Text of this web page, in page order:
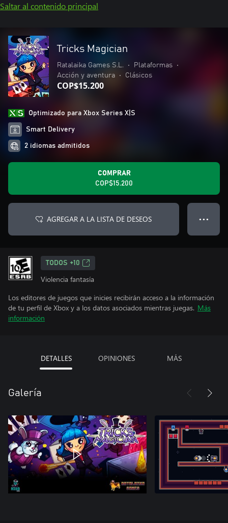
Saltar al contenido principal
Tricks Magician
Ratalaika Games S.L. • Plataformas
•
Acción y aventura
• Clásicos
COP$15.200
Optimizado para Xbox Series X|S
Smart Delivery
2 idiomas admitidos
COMPRAR
COP$15.200
AGREGAR A LA LISTA DE DESEOS ● ● ●
TODOS +10
Violencia fantasía
Los editores de juegos que inicies recibirán acceso a la información
de tu perfil de Xbox y a los datos asociados mientras juegas. Más
información
DETALLES OPINIONES MÁS
Galería